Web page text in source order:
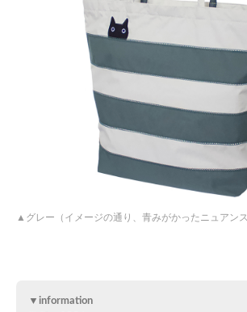
グレー（イメージの通り、青みがかったニュアン
▼information